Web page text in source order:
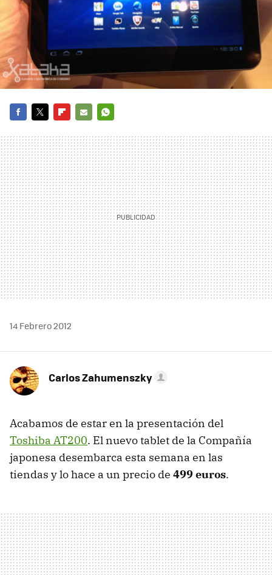
MAIL
14 Febrero 2012
Carlos Zahumenszky
Acabamos de estar en la presentación del
Toshiba AT200. El nuevo tablet de la Compañía
japonesa desembarca esta semana en las
tiendas y lo hace a un precio de 499 euros.